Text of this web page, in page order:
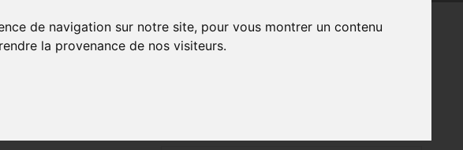
de navigation sur notre site, pour vous montrer un contenu
la provenance de nos visiteurs.